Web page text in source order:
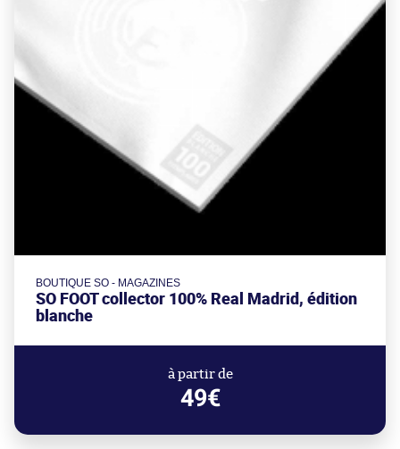
BOUTIQUE SO - MAGAZINES
SO FOOT collector 100% Real Madrid, édition
blanche
à partir de
49€